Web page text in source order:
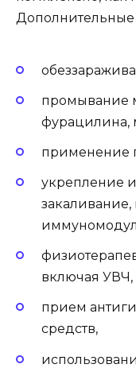
промывание
фурацилина,
применение
укрепление
включая УВЧ,
прием
средств,